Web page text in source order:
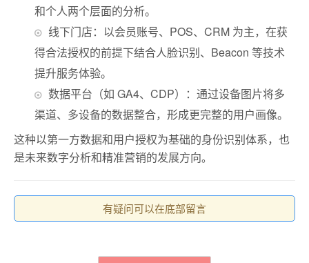
和个人两个层面的分析。
线下门店：以会员账号、POS、CRM 为主，在获
得合法授权的前提下结合人脸识别、Beacon 等技术
提升服务体验。
数据平台（如 GA4、CDP）：通过设备图片将多
渠道、多设备的数据整合，形成更完整的用户画像。
这种以第一方数据和用户授权为基础的身份识别体系，也
是未来数字分析和精准营销的发展方向。
有疑问可以在底部留言